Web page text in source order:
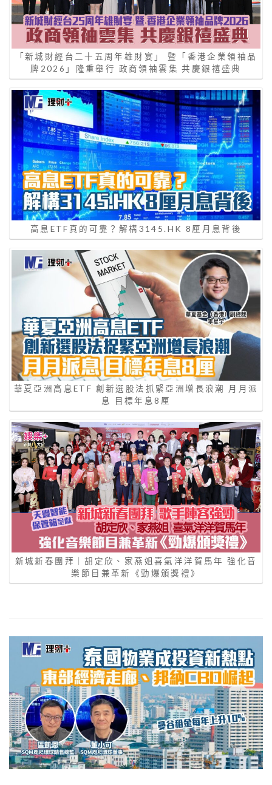
「新城財經台二十五周年雄財宴」 暨「香港企業領袖品
牌2026」隆重舉行 政商領袖雲集 共慶銀禧盛典
高息ETF真的可靠？解構3145.HK 8厘月息背後
華夏亞洲高息ETF 創新選股法抓緊亞洲增長浪潮 月月派
息 目標年息8厘
新城新春團拜｜胡定欣、家燕姐喜氣洋洋賀馬年 強化音
樂節目兼革新《勁爆頒獎禮》